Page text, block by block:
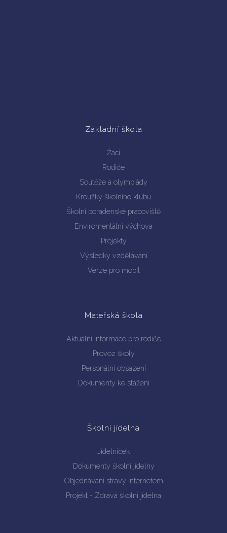
Základní škola
Žáci
Rodiče
Soutěže a olympiády
Kroužky školního klubu
Školní poradenské pracoviště
Enviromentální výchova
Projekty
Výsledky vzdělávání
Verze pro mobil
Mateřská škola
Aktuální informace pro rodiče
Provoz školy
Personální obsazení
Dokumenty ke stažení
Školní jídelna
Jídelníček
Dokumenty školní jídelny
Objednávání stravy internetem
Projekt - Zdravá školní jídelna